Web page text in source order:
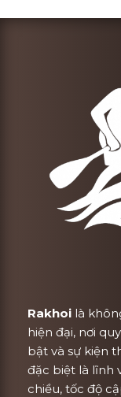
Rakhoi là
hiện đại, nơi
bật và sự kiện
đặc biệt là lĩnh
chiều, tốc độ